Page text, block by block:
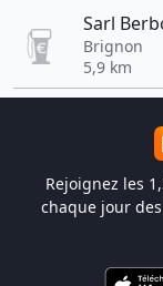
Sarl
Brignon
5,9 km
Rejoignez les
chaque jour